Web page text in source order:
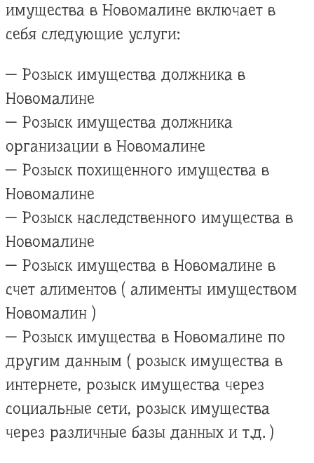
имущества в Новомалине включает в
себя следующие услуги:
— Розыск имущества должника в
Новомалине
— Розыск имущества должника
организации в Новомалине
— Розыск похищенного имущества в
Новомалине
— Розыск наследственного имущества в
Новомалине
— Розыск имущества в Новомалине в
счет алиментов ( алименты имуществом
Новомалин )
— Розыск имущества в Новомалине по
другим данным ( розыск имущества в
интернете, розыск имущества через
социальные сети, розыск имущества
через различные базы данных и т.д. )